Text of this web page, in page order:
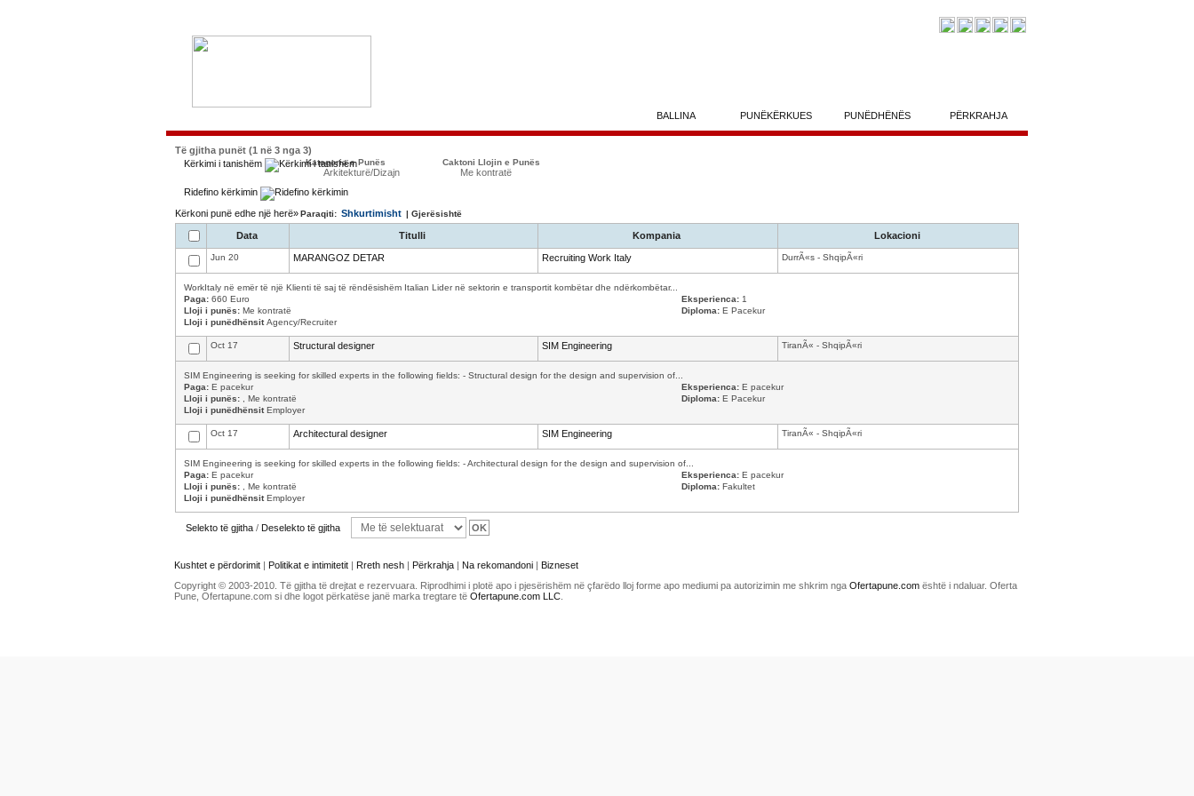
BALLINA PUNËKËRKUES PUNËDHËNËS PËRKRAHJA
Të gjitha punët (1 në 3 nga 3)
Kërkimi i tanishëm
Kategoria e Punës
Arkitekturë/Dizajn
Caktoni Llojin e Punës
Me kontratë
Ridefino kërkimin
Kërkoni punë edhe një herë»Paraqiti: Shkurtimisht | Gjerësishtë
Data Titulli Kompania Lokacioni
Jun 20 MARANGOZ DETAR Recruiting Work Italy DurrÃ«s - ShqipÃ«ri
WorkItaly në emër të një Klienti të saj të rëndësishëm Italian Lider në sektorin e transportit kombëtar dhe ndërkombëtar...
Paga: 660 Euro Eksperienca: 1
Lloji i punës: Me kontratë Diploma: E Pacekur
Lloji i punëdhënsitAgency/Recruiter
Oct 17 Structural designer SIM Engineering TiranÃ« - ShqipÃ«ri
SIM Engineering is seeking for skilled experts in the following fields: - Structural design for the design and supervision of...
Paga: E pacekur Eksperienca: E pacekur
Lloji i punës: , Me kontratë Diploma: E Pacekur
Lloji i punëdhënsitEmployer
Oct 17 Architectural designer SIM Engineering TiranÃ« - ShqipÃ«ri
SIM Engineering is seeking for skilled experts in the following fields: - Architectural design for the design and supervision of...
Paga: E pacekur Eksperienca: E pacekur
Lloji i punës: , Me kontratë Diploma: Fakultet
Lloji i punëdhënsitEmployer
Selekto të gjitha / Deselekto të gjitha
Kushtet e përdorimit | Politikat e intimitetit | Rreth nesh | Përkrahja | Na rekomandoni | Bizneset
Copyright © 2003-2010. Të gjitha të drejtat e rezervuara. Riprodhimi i plotë apo i pjesërishëm në çfarëdo lloj forme apo mediumi pa autorizimin me shkrim nga Ofertapune.com është i ndaluar. Oferta
Pune, Ofertapune.com si dhe logot përkatëse janë marka tregtare të Ofertapune.com LLC